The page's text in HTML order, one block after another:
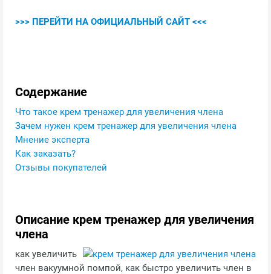
>>> ПЕРЕЙТИ НА ОФИЦИАЛЬНЫЙ САЙТ <<<
Содержание
Что такое крем тренажер для увеличения члена
Зачем нужен крем тренажер для увеличения члена
Мнение эксперта
Как заказать?
Отзывы покупателей
Описание крем тренажер для увеличения
члена
как увеличить
член вакуумной помпой, как быстро увеличить член в